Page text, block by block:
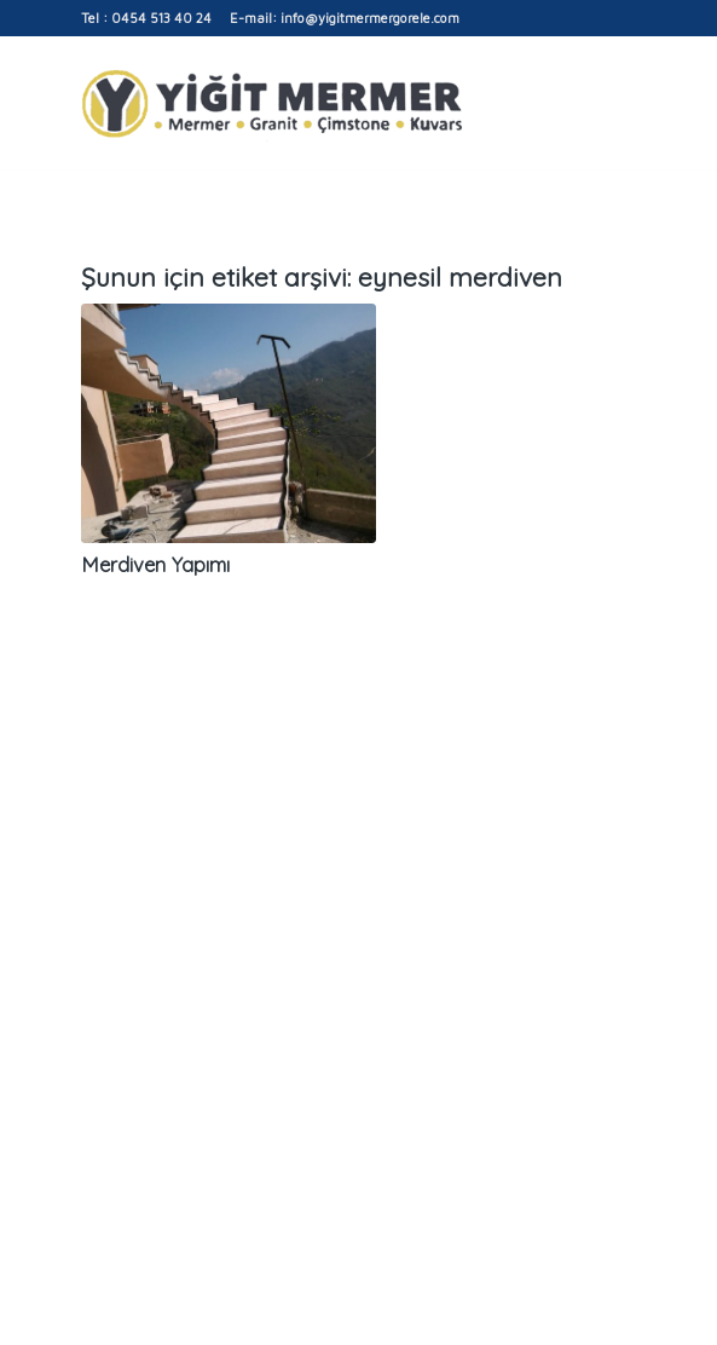
Tel : 0454 513 40 24 E-mail: info@yigitmermergorele.com
Şunun için etiket arşivi: eynesil merdiven
Merdiven Yapımı